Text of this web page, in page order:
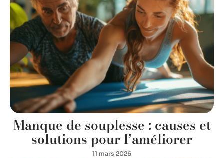
Manque de souplesse : causes et
solutions pour l’améliorer
11 mars 2026